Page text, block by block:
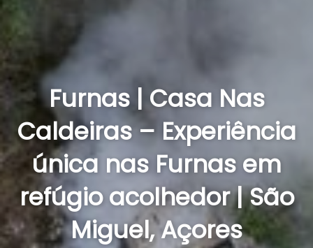
Furnas | Casa Nas
Caldeiras – Experiência
única nas Furnas em
refúgio acolhedor | São
Miguel, Açores